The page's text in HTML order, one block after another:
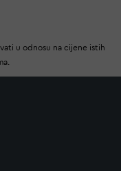
u odnosu na cijene istih